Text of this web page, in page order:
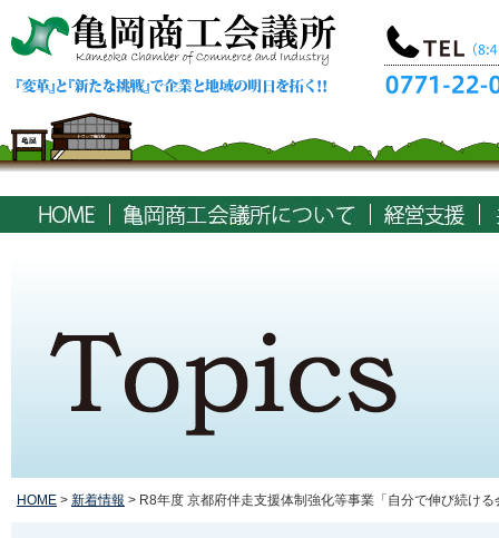
HOME > 新着情報 > R8年度 京都府伴走支援体制強化等事業「自分で伸び続け